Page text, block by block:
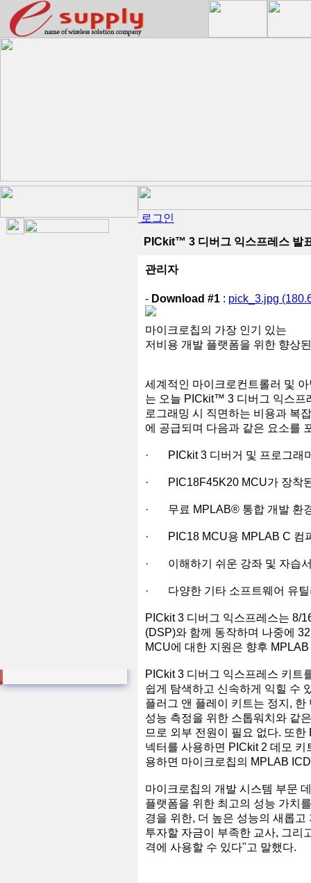
로그인
PICkit™ 3 디버그 익스프레스 발
관리자
- Download #1 : pick_3.jpg
마이크로칩의 가장 인기 있는
저비용 개발 플랫폼을 위한 향상
세계적인 마이크로컨트롤러 및
는 오늘 PICkit™ 3 디버그 익스프
로그래밍 시 직면하는 비용과 복
에 공급되며 다음과 같은 요소를
· PICkit 3 디버거 및 프로그래
· PIC18F45K20 MCU가 장착
· 무료 MPLAB® 통합 개발 환
· PIC18 MCU용 MPLAB C 컴
· 이해하기 쉬운 강좌 및 자습
· 다양한 기타 소프트웨어 유틸
PICkit 3 디버그 익스프레스는 8/
(DSP)와 함께 동작하며 나중에
MCU에 대한 지원은 향후
PICkit 3 디버그 익스프레스 키트
쉽게 탐색하고 신속하게 익힐 수
플러그 앤 플레이 키트는 정지,
성능 측정을 위한 스톱워치와 같
므로 외부 전원이 필요 없다. 또
넥터를 사용하면 PICkit 2 데모
용하면 마이크로칩의 MPLAB
마이크로칩의 개발 시스템 부문
플랫폼을 위한 최고의 성능 가치
경을 위한, 더 높은 성능의 새롭
투자할 자금이 부족한 교사, 그리
격에 사용할 수 있다"고 말했다.